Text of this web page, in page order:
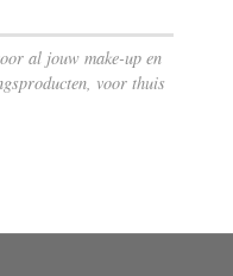
al jouw make-up en
voor thuis